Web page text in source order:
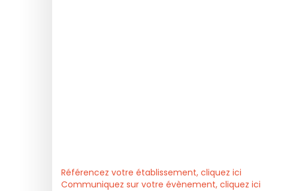
Référencez votre établissement, cliquez ici
Communiquez sur votre évènement, cliquez ici